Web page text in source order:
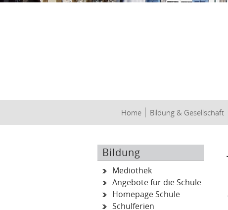
Home Bildung & Gesellschaft
Bildung
Mediothek
Angebote für die Schule
Homepage Schule
Schulferien